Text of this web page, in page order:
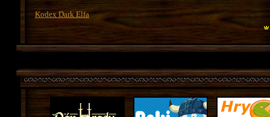
Kodex Dark Elfa